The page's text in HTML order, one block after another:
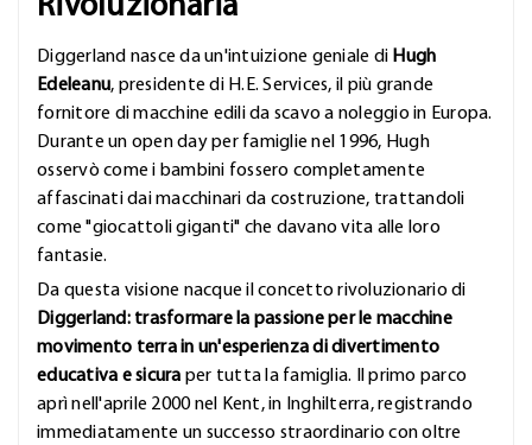
Rivoluzionaria
Diggerland nasce da un'intuizione geniale di Hugh
Edeleanu, presidente di H.E. Services, il più grande
fornitore di macchine edili da scavo a noleggio in Europa.
Durante un open day per famiglie nel 1996, Hugh
osservò come i bambini fossero completamente
affascinati dai macchinari da costruzione, trattandoli
come "giocattoli giganti" che davano vita alle loro
fantasie.
Da questa visione nacque il concetto rivoluzionario di
Diggerland: trasformare la passione per le macchine
movimento terra in un'esperienza di divertimento
educativa e sicura per tutta la famiglia. Il primo parco
aprì nell'aprile 2000 nel Kent, in Inghilterra, registrando
immediatamente un successo straordinario con oltre